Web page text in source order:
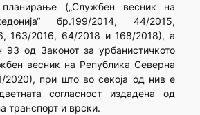
(„Службен весник на
бр.199/2014, 44/2015,
163/2016, 64/2018 и 168/2018), а
93 од Законот за урбанистичкото
весник на Република Северна
2020), при што во секоја од нив е
согласност издадена од
транспорт и врски.